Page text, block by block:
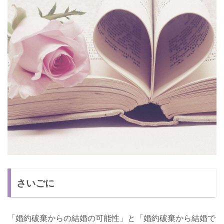
さいごに
「婚約破棄からの結婚の可能性」と「婚約破棄から結婚で